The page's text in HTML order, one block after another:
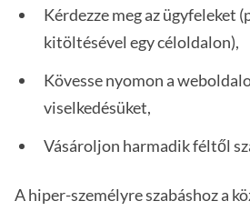
Kérdezze meg az ügyfeleket
kitöltésével egy céloldalon),
Kövesse nyomon a
viselkedésüket,
Vásároljon harmadik féltől
A hiper-személyre szabáshoz a